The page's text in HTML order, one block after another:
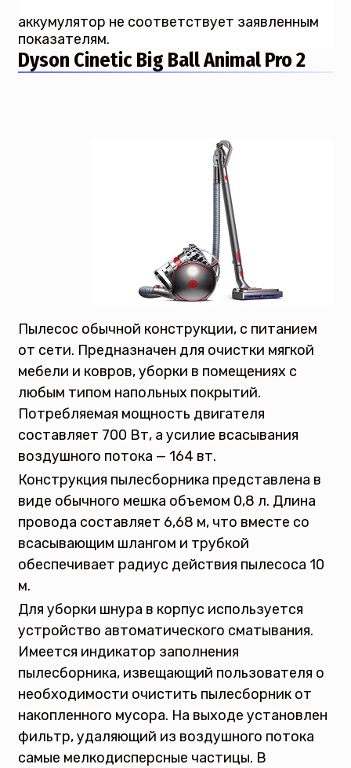
аккумулятор не соответствует заявленным
показателям.
Dyson Cinetic Big Ball Animal Pro 2
Пылесос обычной конструкции, с питанием
от сети. Предназначен для очистки мягкой
мебели и ковров, уборки в помещениях с
любым типом напольных покрытий.
Потребляемая мощность двигателя
составляет 700 Вт, а усилие всасывания
воздушного потока — 164 вт.
Конструкция пылесборника представлена в
виде обычного мешка объемом 0,8 л. Длина
провода составляет 6,68 м, что вместе со
всасывающим шлангом и трубкой
обеспечивает радиус действия пылесоса 10
м.
Для уборки шнура в корпус используется
устройство автоматического сматывания.
Имеется индикатор заполнения
пылесборника, извещающий пользователя о
необходимости очистить пылесборник от
накопленного мусора. На выходе установлен
фильтр, удаляющий из воздушного потока
самые мелкодисперсные частицы. В